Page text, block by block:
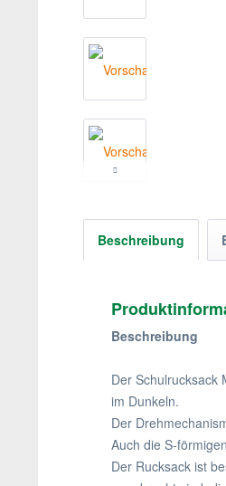
Beschreibung
Beschreibung
Der Schulrucksack
im Dunkeln.
Der
Auch die S-
Der Rucksack ist